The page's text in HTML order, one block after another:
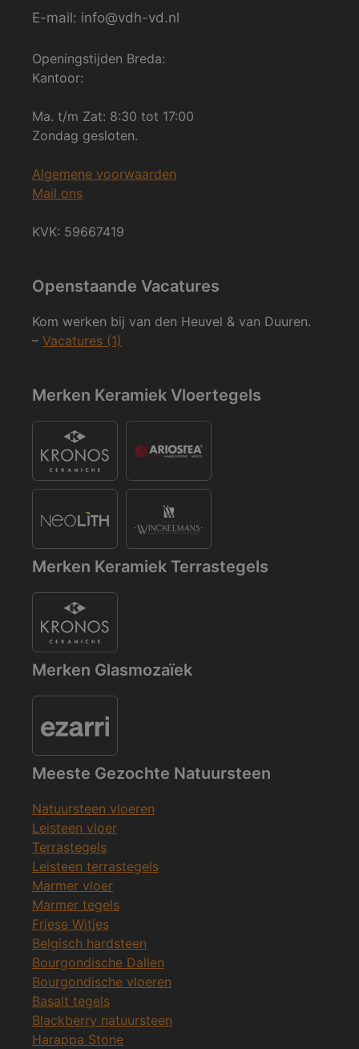
E-mail: info@vdh-vd.nl
Openingstijden Breda:
Kantoor:
Ma. t/m Zat: 8:30 tot 17:00
Zondag gesloten.
Algemene voorwaarden
Mail ons
KVK: 59667419
Openstaande Vacatures
Kom werken bij van den Heuvel & van Duuren.
– Vacatures (1)
Merken Keramiek Vloertegels
Merken Keramiek Terrastegels
Merken Glasmozaïek
Meeste Gezochte Natuursteen
Natuursteen vloeren
Leisteen vloer
Terrastegels
Leisteen terrastegels
Marmer vloer
Marmer tegels
Friese Witjes
Belgisch hardsteen
Bourgondische Dallen
Bourgondische vloeren
Basalt tegels
Blackberry natuursteen
Harappa Stone